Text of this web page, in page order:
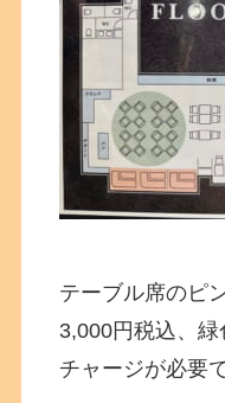
テーブル席のピ
3,000円税込、
チャージが必要